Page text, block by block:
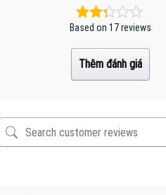
Based on 17 reviews
Thêm đánh giá